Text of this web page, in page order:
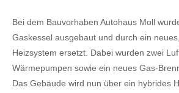
Bei dem Bauvorhaben Autohaus Moll
Gaskessel ausgebaut und durch ein
Heizsystem ersetzt. Dabei wurden zwei
Wärmepumpen sowie ein neues Gas-
Das Gebäude wird nun über ein hybrides